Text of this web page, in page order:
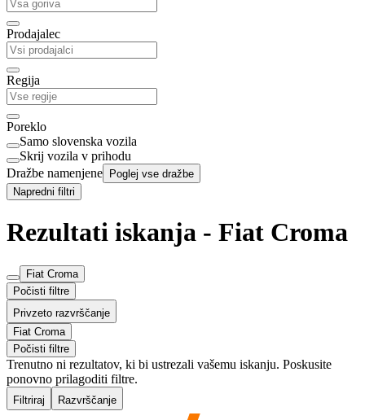
Prodajalec
Regija
Poreklo
Samo slovenska vozila
Skrij vozila v prihodu
Dražbe namenjene Poglej vse dražbe
Napredni filtri
Rezultati iskanja - Fiat Croma
Fiat Croma
Počisti filtre
Privzeto razvrščanje
Fiat Croma
Počisti filtre
Trenutno ni rezultatov, ki bi ustrezali vašemu iskanju. Poskusite
ponovno prilagoditi filtre.
Filtriraj Razvrščanje